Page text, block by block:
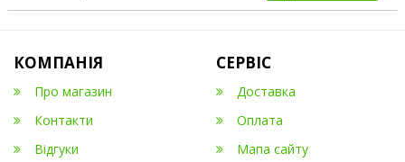
КОМПАНІЯ
Про магазин
Контакти
Відгуки
СЕРВІС
Доставка
Оплата
Мапа сайту